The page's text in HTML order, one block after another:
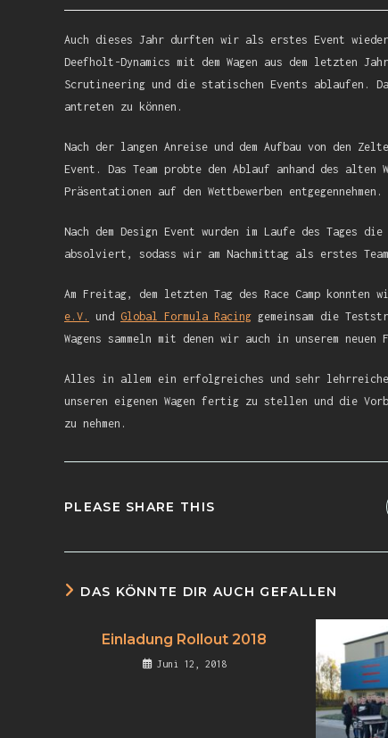
Auch dieses Jahr durften wir als erstes Event
Deefholt-Dynamics mit dem Wagen aus dem letzten
Scrutineering und die statischen Events ablaufen.
antreten zu können.
Nach der langen Anreise und dem Aufbau von den
Event. Das Team probte den Ablauf anhand des
Präsentationen auf den Wettbewerben entgegennehmen.
Nach dem Design Event wurden im Laufe des Tages
absolviert, sodass wir am Nachmittag als erstes
Am Freitag, dem letzten Tag des Race Camp konnten
e.V.
und Global Formula Racing gemeinsam die
Wagens sammeln mit denen wir auch in unserem neuen
Alles in allem ein erfolgreiches und sehr
unseren eigenen Wagen fertig zu stellen und die
zu nehmen.
PLEASE SHARE THIS
DAS KÖNNTE DIR AUCH GEFALLEN
Einladung Rollout 2018
Juni 12, 2018